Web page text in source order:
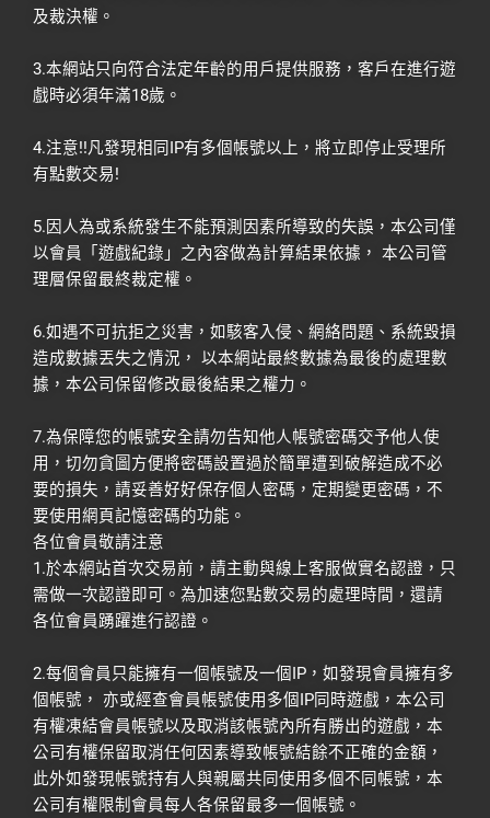
及裁決權。
3.本網站只向符合法定年齡的用戶提供服務，客戶在進行遊
戲時必須年滿18歲。
4.注意!!凡發現相同IP有多個帳號以上，將立即停止受理所
有點數交易!
5.因人為或系統發生不能預測因素所導致的失誤，本公司僅
以會員「遊戲紀錄」之內容做為計算結果依據， 本公司管
理層保留最終裁定權。
6.如遇不可抗拒之災害，如駭客入侵、網絡問題、系統毀損
造成數據丟失之情況， 以本網站最終數據為最後的處理數
據，本公司保留修改最後結果之權力。
7.為保障您的帳號安全請勿告知他人帳號密碼交予他人使
用，切勿貪圖方便將密碼設置過於簡單遭到破解造成不必
要的損失，請妥善好好保存個人密碼，定期變更密碼，不
要使用網頁記憶密碼的功能。
各位會員敬請注意
1.於本網站首次交易前，請主動與線上客服做實名認證，只
需做一次認證即可。為加速您點數交易的處理時間，還請
各位會員踴躍進行認證。
2.每個會員只能擁有一個帳號及一個IP，如發現會員擁有多
個帳號， 亦或經查會員帳號使用多個IP同時遊戲，本公司
有權凍結會員帳號以及取消該帳號內所有勝出的遊戲，本
公司有權保留取消任何因素導致帳號結餘不正確的金額，
此外如發現帳號持有人與親屬共同使用多個不同帳號，本
公司有權限制會員每人各保留最多一個帳號。